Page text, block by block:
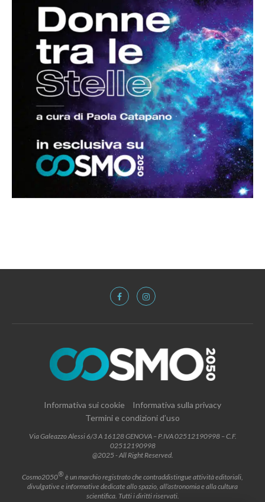
Informativa sui cookie
Informativa sulla privacy
Termini e condizioni d’uso
Via Galeazzo Alessi 6/3 A 16128 GENOVA – P.IVA 02512190998 – C.F.
02512190998
@2025 - All Right Reserved.
Cosmo2050®è un marchio registrato che contraddistingue attività editoriali,
divulgative e informative dedicate allo spazio, all’astronomia e alla cultura
scientifica. Tutti i diritti riservati.